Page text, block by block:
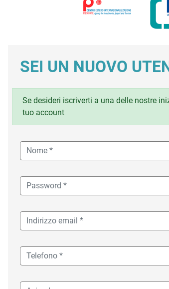
SEI UN NUOVO
Se desideri iscriverti a una delle nostre
tuo account